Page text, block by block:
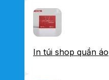
In túi shop quần áo